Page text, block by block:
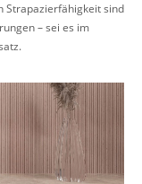
Strapazierfähigkeit sind
– sei es im